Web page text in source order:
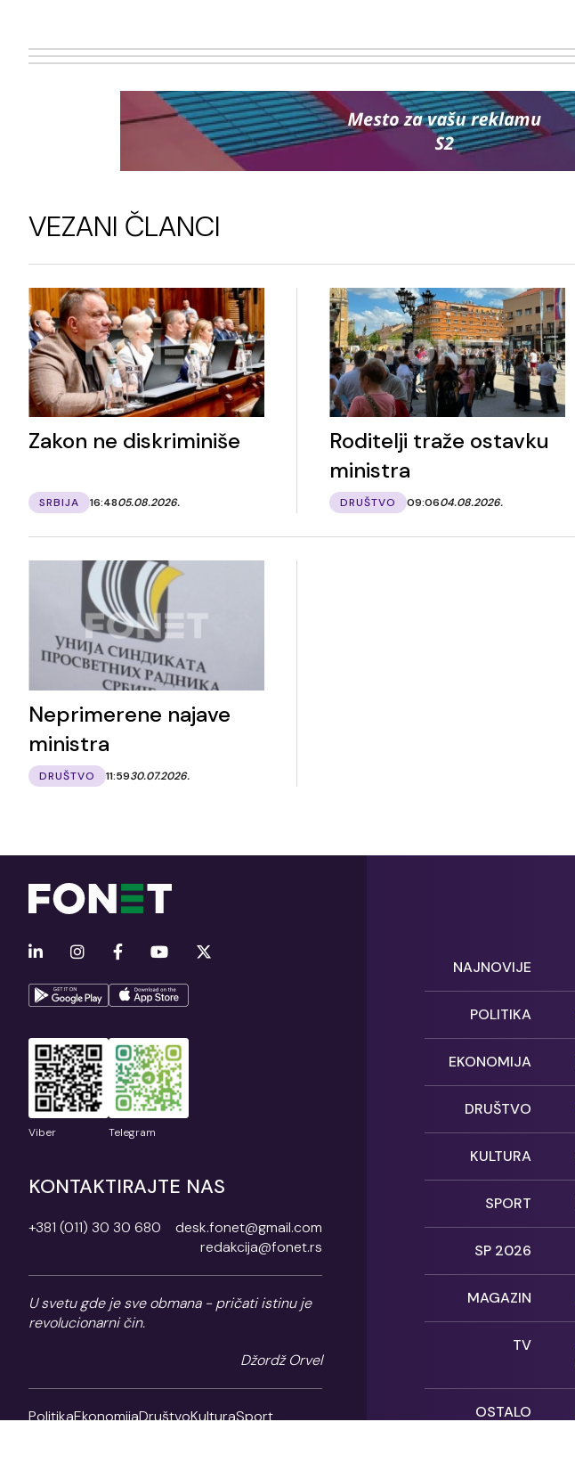
VEZANI ČLANCI
Zakon ne diskriminiše
SRBIJA 16:4805.08.2026.
Roditelji traže ostavku
ministra
DRUŠTVO 09:0604.08.2026.
Neprimerene najave
ministra
DRUŠTVO 11:5930.07.2026.
Viber Telegram
KONTAKTIRAJTE NAS
+381 (011) 30 30 680
desk.fonet@gmail.com
redakcija@fonet.rs
U svetu gde je sve obmana - pričati istinu je
revolucionarni čin.
Džordž Orvel
PolitikaEkonomijaDruštvoKulturaSport
NAJNOVIJE
POLITIKA
EKONOMIJA
DRUŠTVO
KULTURA
SPORT
SP 2026
MAGAZIN
TV
OSTALO